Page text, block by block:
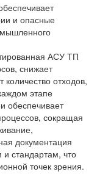
и опасные
АСУ ТП
снижает
отходов,
этапе
обеспечивает
сокращая
документация
и стандартам, что
точек зрения.